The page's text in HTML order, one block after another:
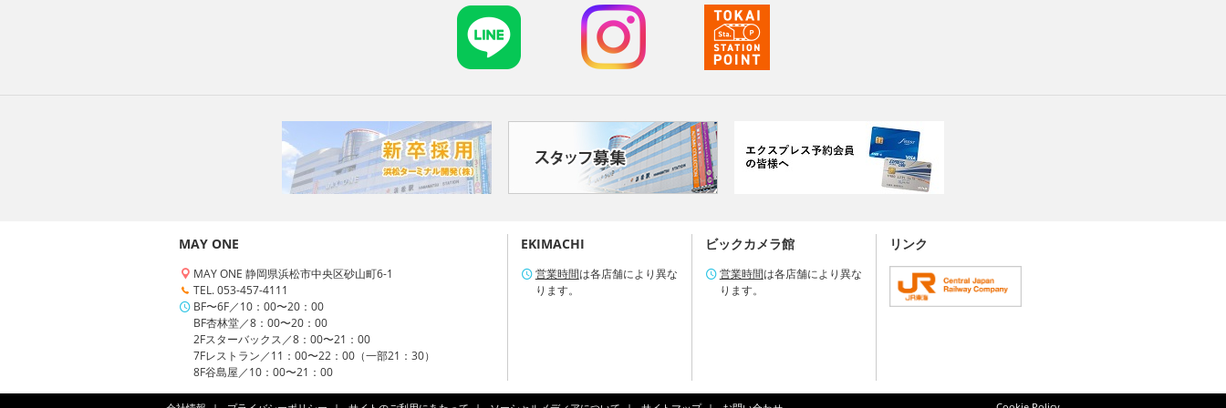
MAY ONE
MAY ONE 静岡県浜松市中央区砂山町6-1
TEL. 053-457-4111
BF〜6F／10：00〜20：00
BF杏林堂／8：00〜20：00
2Fスターバックス／8：00〜21：00
7Fレストラン／11：00〜22：00（一部21：30）
8F谷島屋／10：00〜21：00
EKIMACHI
営業時間は各店舗により異な
ります。
ビックカメラ館
営業時間は各店舗により異な
ります。
リンク